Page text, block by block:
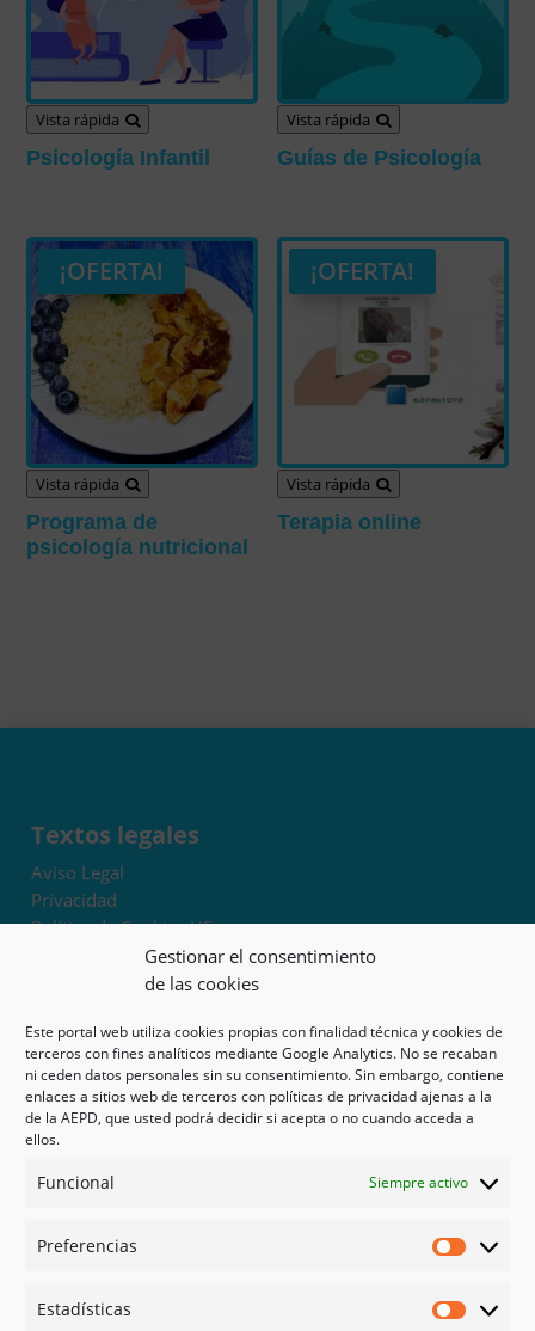
Gestionar el consentimiento
de las cookies
Este portal web utiliza cookies propias con finalidad técnica y cookies de
terceros con fines analíticos mediante Google Analytics. No se recaban
ni ceden datos personales sin su consentimiento. Sin embargo, contiene
enlaces a sitios web de terceros con políticas de privacidad ajenas a la
de la AEPD, que usted podrá decidir si acepta o no cuando acceda a
ellos.
Funcional Siempre activo
Preferencias
Estadísticas
Vista rápida
Psicología Infantil
Vista rápida
Guías de Psicología
¡OFERTA!
Vista rápida
Programa de
psicología nutricional
¡OFERTA!
Vista rápida
Terapia online
Textos legales
Aviso Legal
Privacidad
Política de Cookies UE
Términos y condiciones
Exoneración de responsabilidad
Mapa del sitio
Mi cuenta
Tienda
Psicología en Murcia
Guías
Redes sociales
Instagram